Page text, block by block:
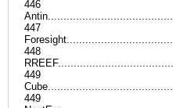
446
447
448
449
449